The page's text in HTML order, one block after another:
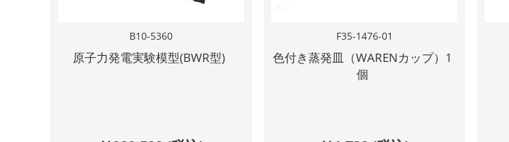
B10-5360
原子力発電実験模型(BWR型)
F35-1476-01
色付き蒸発皿（WARENカップ）1
個